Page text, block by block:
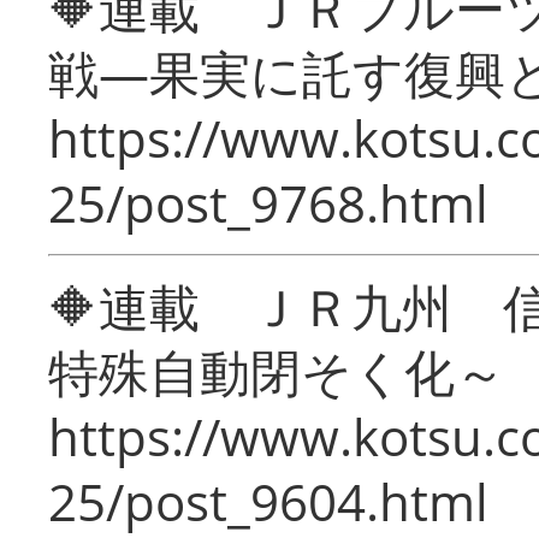
戦―果実に託す復興
https://
25/post_9768.html
🔶連載 ＪＲ九州 信
特殊自動閉そく化～
https://
25/post_9604.html